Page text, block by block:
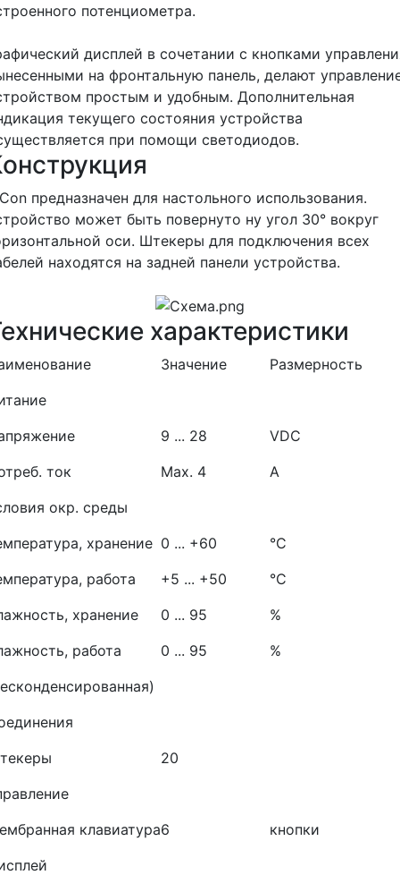
потенциометра.
дисплей в сочетании с кнопками
на фронтальную панель, делают
простым и удобным. Дополнительная
текущего состояния устройства
при помощи светодиодов.
предназначен для настольного использования.
может быть повернуто ну угол 30° вокруг
оси. Штекеры для подключения всех
находятся на задней панели устройства.
характеристики
Значение
Размерность
9 ... 28
VDC
ток
Max. 4
A
окр. среды
хранение 0 ... +60
°C
работа
+5 ... +50
°C
хранение
0 ... 95
%
работа
0 ... 95
%
20
клавиатура6
кнопки